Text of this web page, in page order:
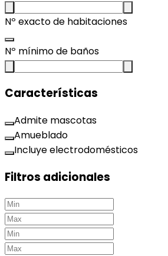
Nº exacto de habitaciones
Nº mínimo de baños
Características
Admite mascotas
Amueblado
Incluye electrodomésticos
Filtros adicionales